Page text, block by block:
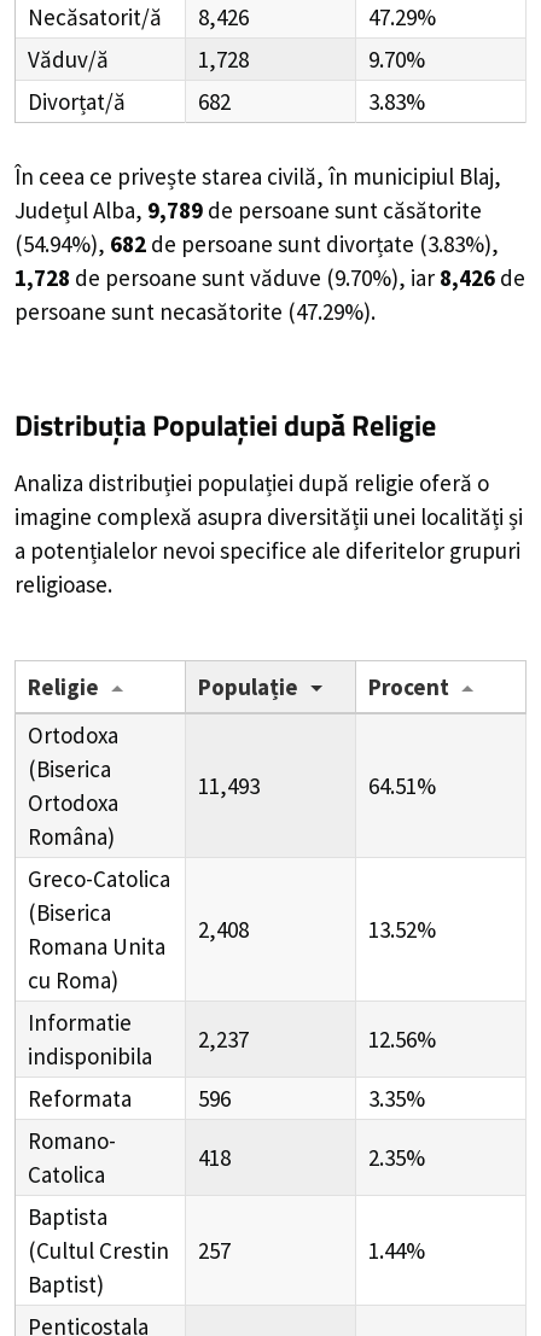
Necăsatorit/ă
8,426
47.29%
Văduv/ă
1,728
9.70%
Divorțat/ă
682 3.83%
În ceea ce privește starea civilă, în municipiul Blaj,
Județul Alba, 9,789 de persoane sunt căsătorite
(54.94%), 682 de persoane sunt divorțate (3.83%),
1,728 de persoane sunt văduve (9.70%), iar 8,426 de
persoane sunt necasătorite (47.29%).
Distribuția Populațieidupă Religie
Analiza distribuției populației după religie oferă o
imagine complexă asupra diversității unei localități și
a potențialelor nevoi specifice ale diferitelor grupuri
religioase.
Religie Populație
Procent
Ortodoxa
(Biserica
Ortodoxa
Româna)
11,493 64.51%
Greco-Catolica
(Biserica
Romana Unita
cu Roma)
2,408 13.52%
Informatie
indisponibila
2,237 12.56%
Reformata 596
3.35%
Romano-
Catolica
418 2.35%
Baptista
(Cultul Crestin
Baptist)
257 1.44%
Penticostala